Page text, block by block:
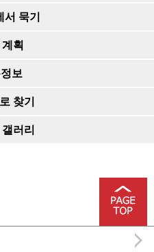
서 묵기
획
보
찾기
러리